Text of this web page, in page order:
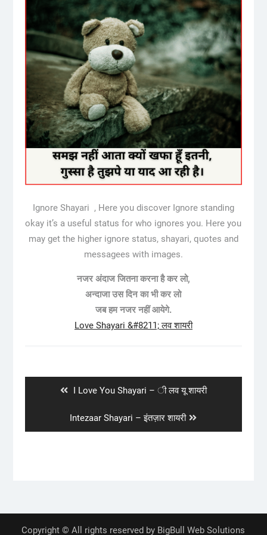
Ignore Shayari , Here you discover Ignore standing
okay it’s a useful status for who ignores you. Here you
may get the higher ignore status, shayari, quotes and
messagees with images.
नजर अंदाज जितना करना है कर लो,
अन्दाजा उस दिन का भी कर लो
जब हम नजर नहीं आयेगे.
Love Shayari &#8211; लव शायरी
Previous
I Love You Shayari – ी लव यू शायरी
Next
post:
Intezaar Shayari – इंतज़ार शायरी
Copyright © All rights reserved by BigBull Web Solutions